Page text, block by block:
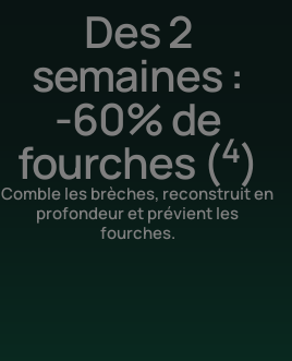
Des 2
semaines :
-60% de
fourches (4)
Comble les brèches, reconstruit en
profondeur et prévient les
fourches.